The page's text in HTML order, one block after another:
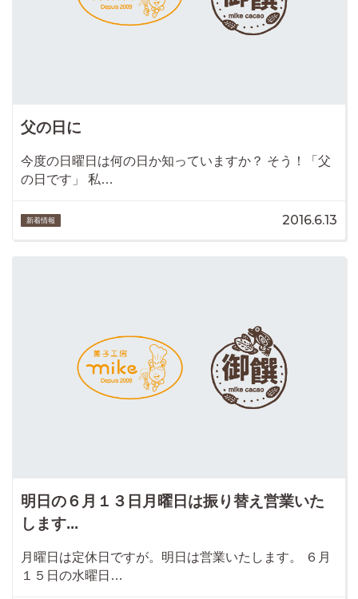
父の日に
今度の日曜日は何の日か知っていますか？ そう！「父
の日です」 私…
新着情報 2016.6.13
明日の６月１３日月曜日は振り替え営業いた
します...
月曜日は定休日ですが。明日は営業いたします。 ６月
１５日の水曜日…